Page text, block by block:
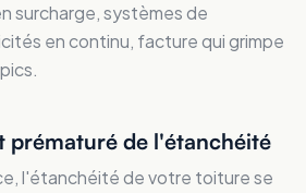
surcharge, systèmes de
en continu, facture qui grimpe
prématuré de l'étanchéité
l'étanchéité de votre toiture se